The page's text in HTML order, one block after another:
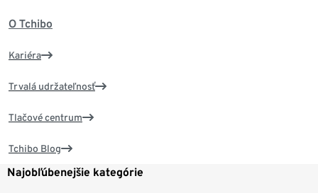
O Tchibo
Kariéra
Trvalá udržateľnosť
Tlačové centrum
Tchibo Blog
Najobľúbenejšie kategórie